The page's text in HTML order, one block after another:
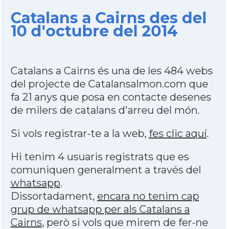
Catalans a Cairns des del
10 d'octubre del 2014
Catalans a Cairns és una de les 484 webs
del projecte de Catalansalmon.com que
fa 21 anys que posa en contacte desenes
de milers de catalans d'arreu del món.
Si vols registrar-te a la web, fes clic aquí.
Hi tenim 4 usuaris registrats que es
comuniquen generalment a través del
whatsapp.
Dissortadament, encara no tenim cap
grup de whatsapp per als Catalans a
Cairns, però si vols que mirem de fer-ne